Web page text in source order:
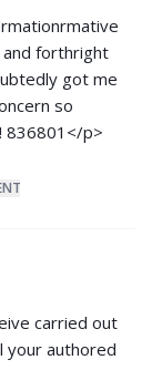
forthright
got me
so
836801</p>
carried out
your authored